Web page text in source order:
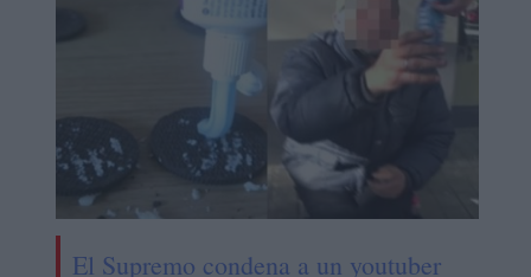
El Supremo condena a un youtuber